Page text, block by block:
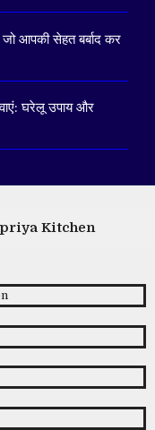
आपकी सेहत बर्बाद कर
घरेलू उपाय और
Kitchen